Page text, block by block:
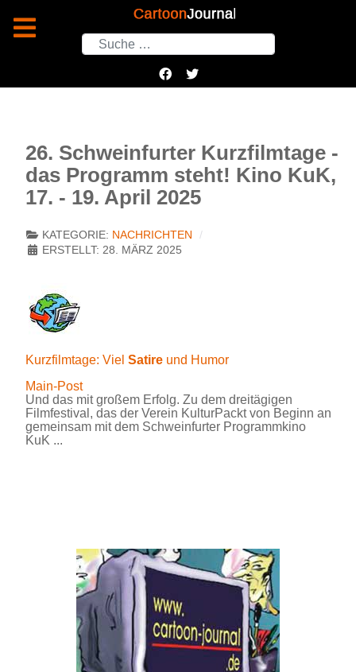
Suchen
26. Schweinfurter Kurzfilmtage -
das Programm steht! Kino KuK,
17. - 19. April 2025
KATEGORIE: NACHRICHTEN
ERSTELLT: 28. MÄRZ 2025
Kurzfilmtage: Viel Satire und Humor
Main-Post
Und das mit großem Erfolg. Zu dem dreitägigen
Filmfestival, das der Verein KulturPackt von Beginn an
gemeinsam mit dem Schweinfurter Programmkino
KuK ...